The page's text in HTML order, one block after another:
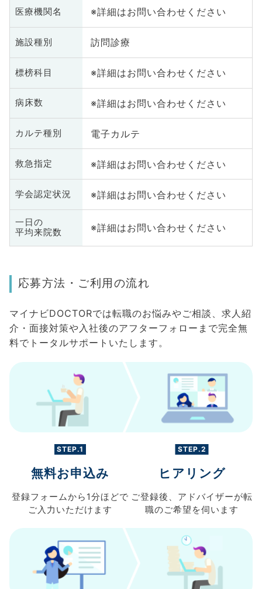
医療機関名 ※詳細はお問い合わせください
施設種別 訪問診療
標榜科目 ※詳細はお問い合わせください
病床数 ※詳細はお問い合わせください
カルテ種別 電子カルテ
救急指定 ※詳細はお問い合わせください
学会認定状況 ※詳細はお問い合わせください
一日の
平均来院数
※詳細はお問い合わせください
応募方法・ご利用の流れ
マイナビDOCTORでは転職のお悩みやご相談、求人紹
介・面接対策や入社後のアフターフォローまで完全無
料でトータルサポートいたします。
STEP.1
無料お申込み
登録フォームから 1分ほどで
ご入力 いただけます
STEP.2
ヒアリング
ご登録後、 アドバイザーが転
職のご希望を伺います